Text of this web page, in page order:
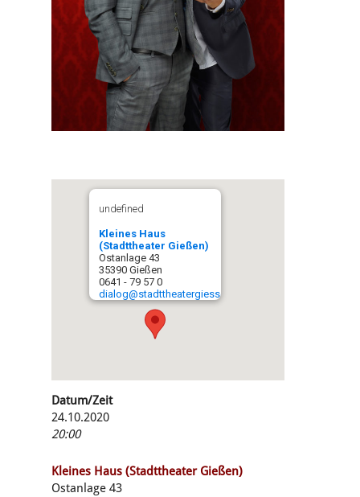
undefined
Kleines Haus
(Stadttheater Gießen)
Ostanlage 43
35390 Gießen
0641 - 79 57 0
dialog@stadttheatergiessen.de
Datum/Zeit
24.10.2020
20:00
Kleines Haus (Stadttheater Gießen)
Ostanlage 43